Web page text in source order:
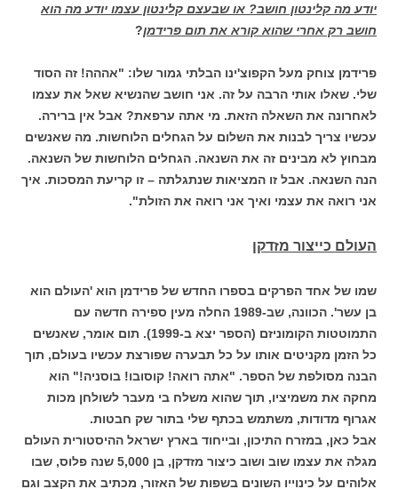
יודע מה קלינטון חושב? או שבעצם קלינטון עצמו יודע מה הוא
חושב רק אחרי שהוא קורא את תום פרידמן?
פרידמן צוחק מעל הקפוצ'ינו הבלתי גמור שלו: "אההה! זה הסוד
שלי. שאלו אותי הרבה על זה. אני חושב שהנשיא שאל את עצמו
לאחרונה את השאלה הזאת. מי אתה ערפאת? אבל אין ברירה.
עכשיו צריך לבנות את השלום על הגחלים הלוחשות. מה שאנשים
מבחוץ לא מבינים זה את השנאה. הגחלים הלוחשות של השנאה.
הנה השנאה. אבל זו המציאות שנתגלתה – זו קריעת המסכות. איך
אני רואה את עצמי ואיך אני רואה את הזולת".
העולם כייצור מזדקן
שמו של אחד הפרקים בספרו החדש של פרידמן הוא 'העולם הוא
בן עשר'. הכוונה, שב-1989 החלה מעין ספירה חדשה עם
התמוטטות הקומוניזם (הספר יצא ב-1999). תום אומר, שאנשים
כל הזמן מקניטים אותו על כל תבערה שפורצת עכשיו בעולם, תוך
הבנה מסולפת של הספר. "אתה רואה! קוסובו! בוסניה!" הוא
מחקה את משמיציו, תוך שהוא משלח בי מעבר לשולחן מכות
אגרוף מדודות, משתמש בכתף שלי בתור שק חבטות.
אבל כאן, במזרח התיכון, ובייחוד בארץ ישראל ההיסטורית העולם
מגלה את עצמו שוב ושוב כיצור מזדקן, בן 5,000 שנה פלוס, שבו
אלוהים על כינוייו השונים בשפות של האזור, מכתיב את הקצב וגם